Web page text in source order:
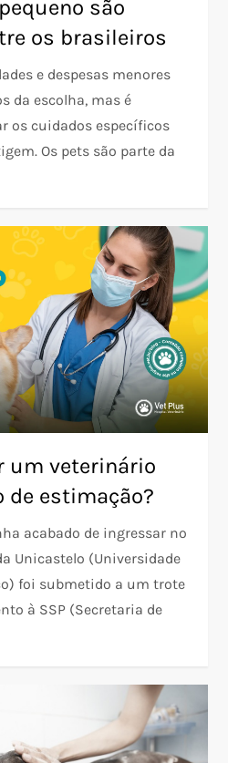
são
os brasileiros
e despesas menores
da escolha, mas é
os cuidados específicos
Os pets são parte da
um veterinário
de estimação?
acabado de ingressar no
Unicastelo (Universidade
foi submetido a um trote
à SSP (Secretaria de